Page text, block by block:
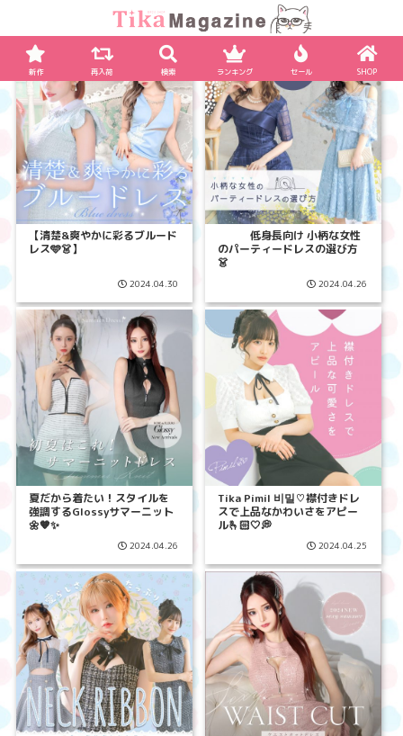
【清楚&爽やかに彩るブルード
レス🩵👗】
2024.04.30
低身長向け 小柄な女性
のパーティードレスの選び方
👗
2024.04.26
夏だから着たい！スタイルを
強調するGlossyサマーニット
🌼🧡✨
2024.04.26
Tika Pimil 비밀♡襟付きドレ
スで上品なかわいさをアピー
ル🫰🏻🤍💭
2024.04.25
新作 再入荷 検索 ランキング セール SHOP